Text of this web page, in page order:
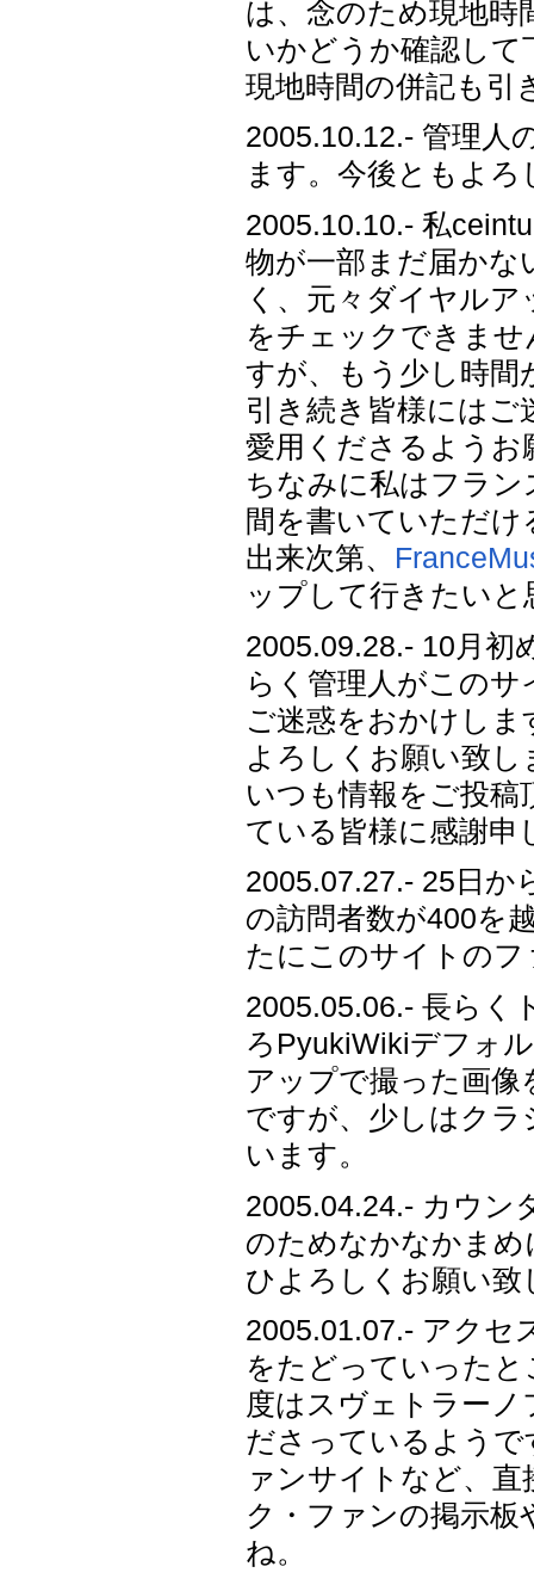
は、念のため現地時
いかどうか確認して
現地時間の併記も引
2005.10.12.- 管理人
ます。今後ともよ
2005.10.10.- 私
物が一部まだ届かな
く、元々ダイヤル
をチェックできま
すが、もう少し時間
引き続き皆様には
愛用くださるようお
ちなみに私はフラ
間を書いていただ
出来次第、
ップして行きたいと
2005.09.28.- 10月初
らく管理人がこの
ご迷惑をおかけし
よろしくお願い致し
いつも情報をご投
ている皆様に感謝申
2005.07.27.- 25日か
の訪問者数が400を
たにこのサイトの
2005.05.06.- 長らく
ろPyukiWikiデフォ
アップで撮った画
ですが、少しはク
います。
2005.04.24.- カウン
のためなかなかま
ひよろしくお願い致
2005.01.07.- アクセ
をたどっていった
度はスヴェトラー
ださっているようで
ァンサイトなど、
ク・ファンの掲示
ね。